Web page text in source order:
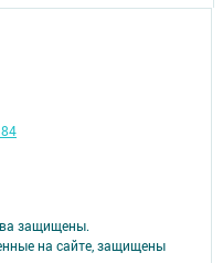
защищены.
на сайте, защищены